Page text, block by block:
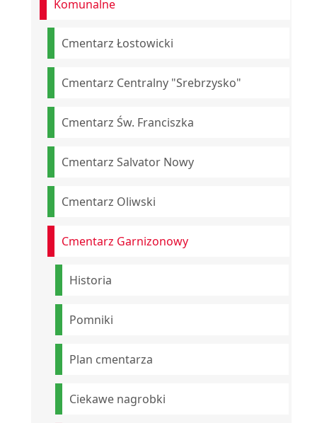
Komunalne
Cmentarz Łostowicki
Cmentarz Centralny "Srebrzysko"
Cmentarz Św. Franciszka
Cmentarz Salvator Nowy
Cmentarz Oliwski
Cmentarz Garnizonowy
Historia
Pomniki
Plan cmentarza
Ciekawe nagrobki